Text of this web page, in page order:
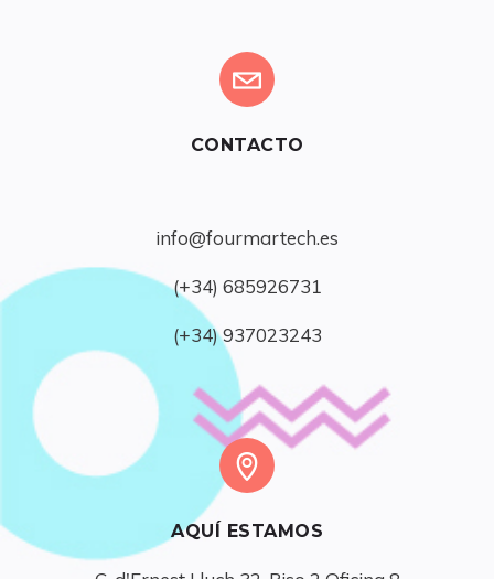
CONTACTO
info@fourmartech.es
(+34) 685926731
(+34) 937023243
AQUÍ ESTAMOS